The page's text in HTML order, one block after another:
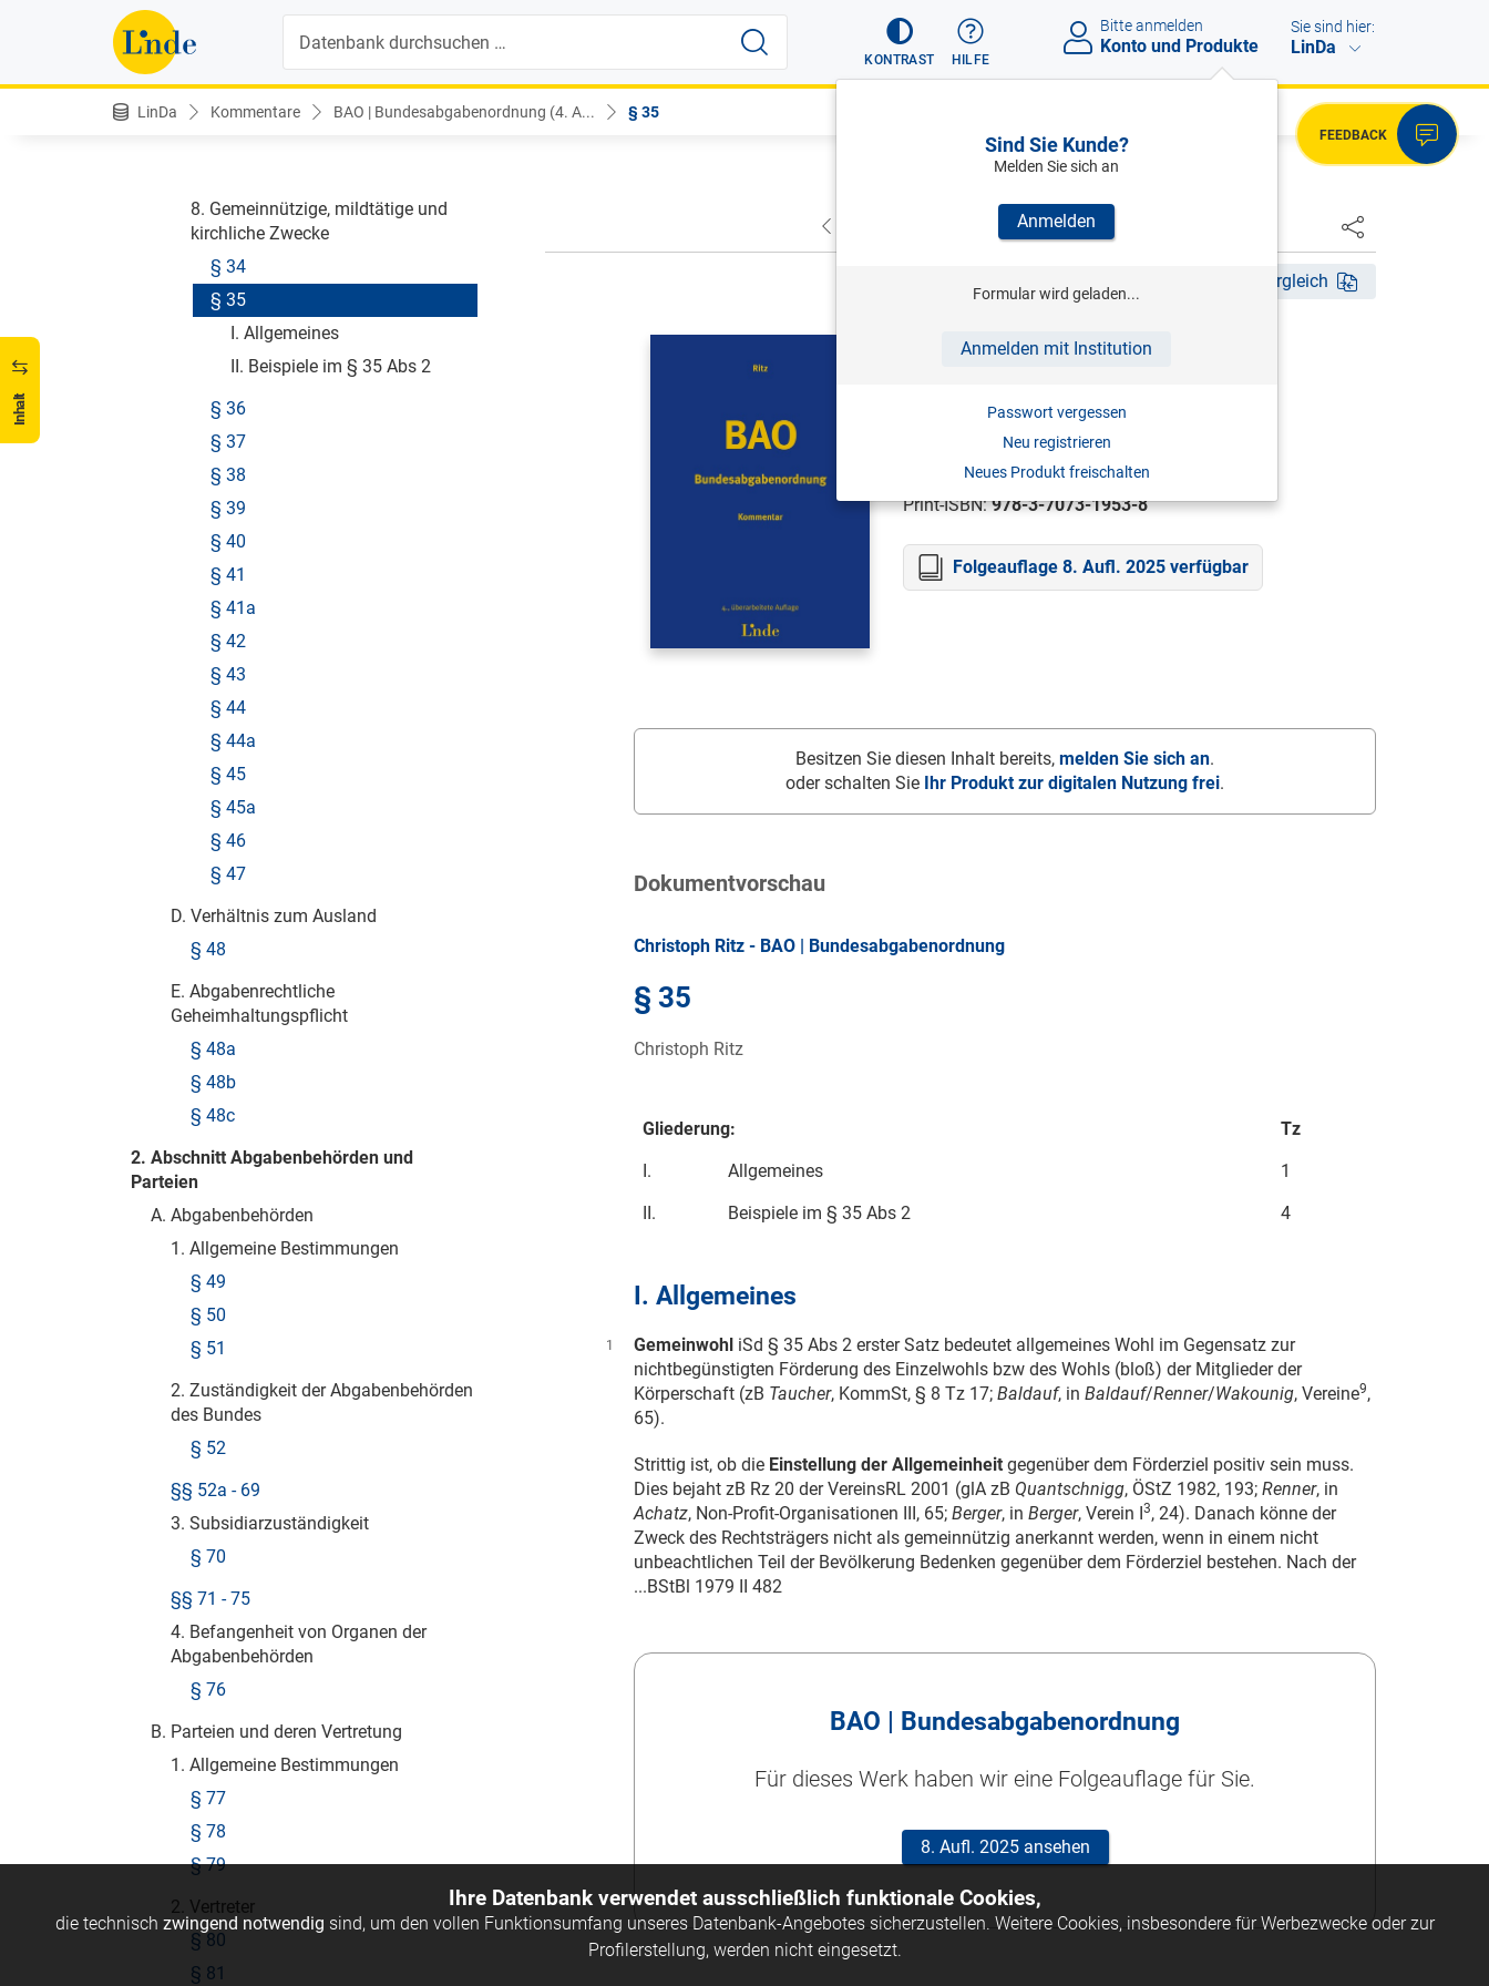
KONTRAST HILFE
Bitte anmelden
Konto und Produkte
Sind Sie Kunde?
Melden Sie sich an
Anmelden
Formular wird geladen...
Anmelden mit Institution
Passwort vergessen
Neu registrieren
Neues Produkt freischalten
Sie sind hier:
LinDa
LinDa Kommentare BAO | Bundesabgabenordnung (4. A... § 35
FEEDBACK
Inhalt
8. Gemeinnützige, mildtätige und
kirchliche Zwecke
§ 34
§ 35
I. Allgemeines
II. Beispiele im § 35 Abs 2
§ 36
§ 37
§ 38
§ 39
§ 40
§ 41
§ 41a
§ 42
§ 43
§ 44
§ 44a
§ 45
§ 45a
§ 46
§ 47
D. Verhältnis zum Ausland
§ 48
E. Abgabenrechtliche
Geheimhaltungspflicht
§ 48a
§ 48b
§ 48c
2. Abschnitt Abgabenbehörden und
Parteien
A. Abgabenbehörden
1. Allgemeine Bestimmungen
§ 49
§ 50
§ 51
2. Zuständigkeit der Abgabenbehörden
des Bundes
§ 52
§§ 52a - 69
3. Subsidiarzuständigkeit
§ 70
§§ 71 - 75
4. Befangenheit von Organen der
Abgabenbehörden
§ 76
B. Parteien und deren Vertretung
1. Allgemeine Bestimmungen
§ 77
§ 78
§ 79
2. Vertreter
§ 80
§ 81
NÄCHSTER
Fassungsvergleich
CHRISTOPH RITZ
4. Aufl. 2011
Print-ISBN:978-3-7073-1953-8
Folgeauflage 8. Aufl. 2025 verfügbar
Besitzen Sie diesen Inhalt bereits, melden Sie sich an.
oder schalten Sie Ihr Produkt zur digitalen Nutzung frei.
Dokumentvorschau
Christoph Ritz - BAO | Bundesabgabenordnung
§ 35
Christoph Ritz
Gliederung:
Tz
I.
Allgemeines
1
II.
Beispiele im § 35 Abs 2 4
I. Allgemeines
1 Gemeinwohl iSd § 35 Abs 2 erster Satz bedeutet allgemeines Wohl im Gegensatz zur
nichtbegünstigten Förderung des Einzelwohls bzw des Wohls (bloß) der Mitglieder der
Körperschaft (zB Taucher, KommSt, § 8 Tz 17; Baldauf, in Baldauf/Renner/Wakounig, Vereine9,
65).
Strittig ist, ob die Einstellung der Allgemeinheit gegenüber dem Förderziel positiv sein muss.
Dies bejaht zB Rz 20 der VereinsRL 2001 (glA zB Quantschnigg, ÖStZ 1982, 193; Renner, in
Achatz, Non-Profit-Organisationen III, 65; Berger, in Berger, Verein I3, 24). Danach könne der
Zweck des Rechtsträgers nicht als gemeinnützig anerkannt werden, wenn in einem nicht
unbeachtlichen Teil der Bevölkerung Bedenken gegenüber dem Förderziel bestehen. Nach der
...BStBl 1979 II 482
BAO | Bundesabgabenordnung
Für dieses Werk haben wir eine Folgeauflage für Sie.
8. Aufl. 2025 ansehen
Ihre Datenbank verwendet ausschließlich funktionale Cookies,
die technisch zwingend notwendig sind, um den vollen Funktionsumfang unseres Datenbank-Angebotes sicherzustellen. Weitere Cookies, insbesondere für Werbezwecke oder zur
Profilerstellung, werden nicht eingesetzt.